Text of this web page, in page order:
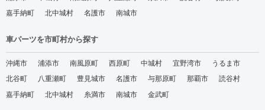
嘉手納町
北中城村 名護市 南城市
車パーツを市町村から探す
沖縄市 浦添市 南風原町 西原町 中城村 宜野湾市
うるま市
北谷町
八重瀬町 豊見城市 名護市 与那原町 那覇市
読谷村
嘉手納町
北中城村 糸満市 南城市 金武町